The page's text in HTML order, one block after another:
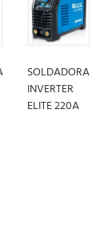
SOLDADORA
INVERTER
ELITE 220A